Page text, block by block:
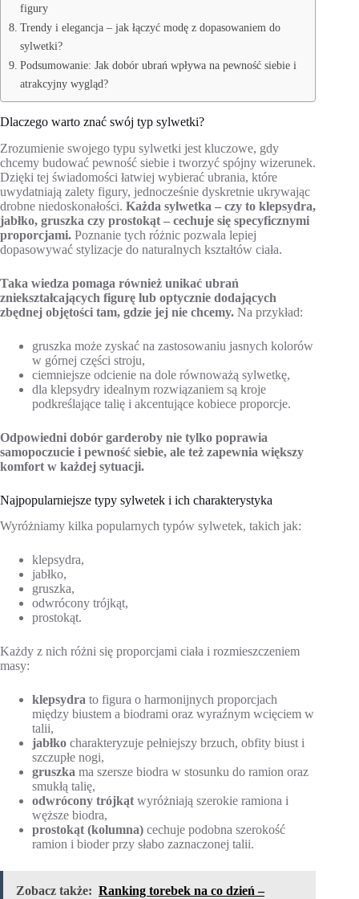
figury
Trendy i elegancja – jak łączyć modę z dopasowaniem do
sylwetki?
Podsumowanie: Jak dobór ubrań wpływa na pewność siebie i
atrakcyjny wygląd?
Dlaczego warto znać swój typ sylwetki?
Zrozumienie swojego typu sylwetki jest kluczowe, gdy
chcemy budować pewność siebie i tworzyć spójny wizerunek.
Dzięki tej świadomości łatwiej wybierać ubrania, które
uwydatniają zalety figury, jednocześnie dyskretnie ukrywając
drobne niedoskonałości. Każda sylwetka – czy to klepsydra,
jabłko, gruszka czy prostokąt – cechuje się specyficznymi
proporcjami. Poznanie tych różnic pozwala lepiej
dopasowywać stylizacje do naturalnych kształtów ciała.
Taka wiedza pomaga również unikać ubrań
zniekształcających figurę lub optycznie dodających
zbędnej objętości tam, gdzie jej nie chcemy. Na przykład:
gruszka może zyskać na zastosowaniu jasnych kolorów
w górnej części stroju,
ciemniejsze odcienie na dole równoważą sylwetkę,
dla klepsydry idealnym rozwiązaniem są kroje
podkreślające talię i akcentujące kobiece proporcje.
Odpowiedni dobór garderoby nie tylko poprawia
samopoczucie i pewność siebie, ale też zapewnia większy
komfort w każdej sytuacji.
Najpopularniejsze typy sylwetek i ich charakterystyka
Wyróżniamy kilka popularnych typów sylwetek, takich jak:
klepsydra,
jabłko,
gruszka,
odwrócony trójkąt,
prostokąt.
Każdy z nich różni się proporcjami ciała i rozmieszczeniem
masy:
klepsydra to figura o harmonijnych proporcjach
między biustem a biodrami oraz wyraźnym wcięciem w
talii,
jabłko charakteryzuje pełniejszy brzuch, obfity biust i
szczupłe nogi,
gruszka ma szersze biodra w stosunku do ramion oraz
smukłą talię,
odwrócony trójkątwyróżniają szerokie ramiona i
węższe biodra,
prostokąt (kolumna) cechuje podobna szerokość
ramion i bioder przy słabo zaznaczonej talii.
Zobacz także: Ranking torebek na co dzień –